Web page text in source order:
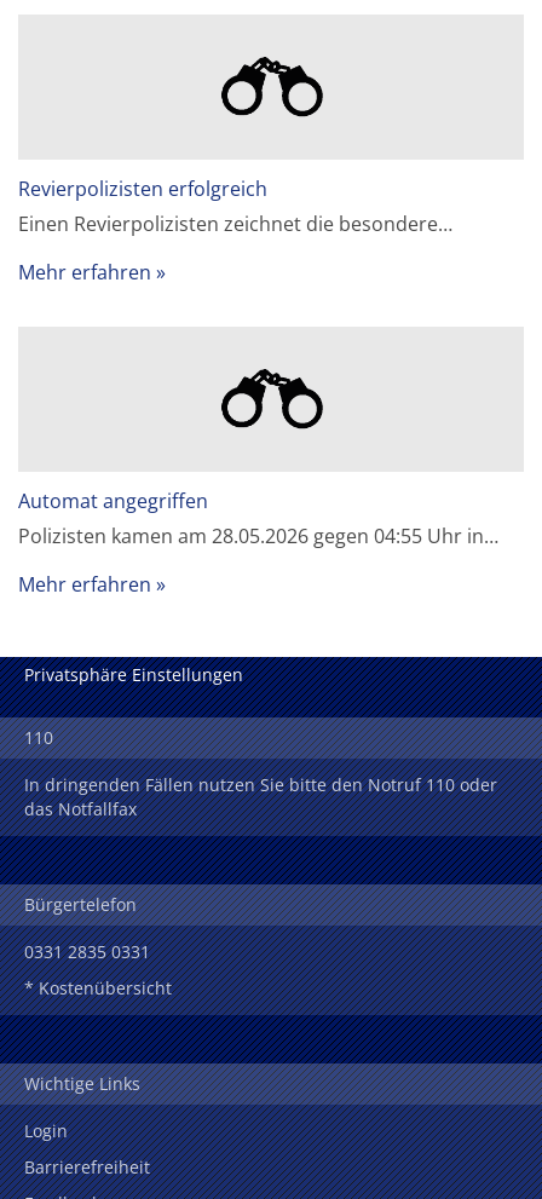
Revierpolizisten erfolgreich
Einen Revierpolizisten zeichnet die besondere…
Mehr erfahren
Automat angegriffen
Polizisten kamen am 28.05.2026 gegen 04:55 Uhr in…
Mehr erfahren
Privatsphäre Einstellungen
110
In dringenden Fällen nutzen Sie bitte den Notruf 110 oder
das Notfallfax
Bürgertelefon
0331 2835 0331
* Kostenübersicht
Wichtige Links
Login
Barrierefreiheit